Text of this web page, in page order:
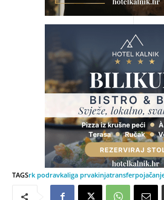
TAGSrk podravkaliga prvakinjatransfer